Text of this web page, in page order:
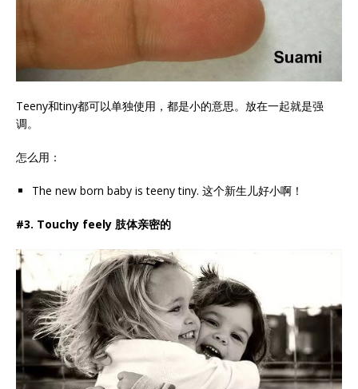
Teeny和tiny都可以单独使用，都是小的意思。放在一起就是强
调。
怎么用：
The new born baby is teeny tiny. 这个新生儿好小啊！
#3. Touchy feely 肢体亲密的